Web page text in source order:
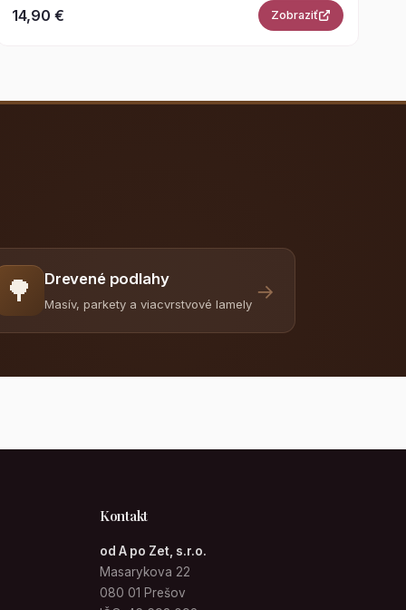
14,90 € Zobraziť
🌳 Drevené podlahy
Masív, parkety a viacvrstvové lamely
→
Kontakt
od A po Zet, s.r.o.
Masarykova 22
080 01 Prešov